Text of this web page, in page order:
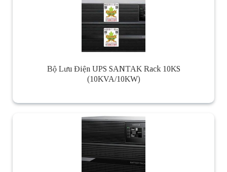
Bộ Lưu Điện UPS SANTAK Rack 10KS
(10KVA/10KW)